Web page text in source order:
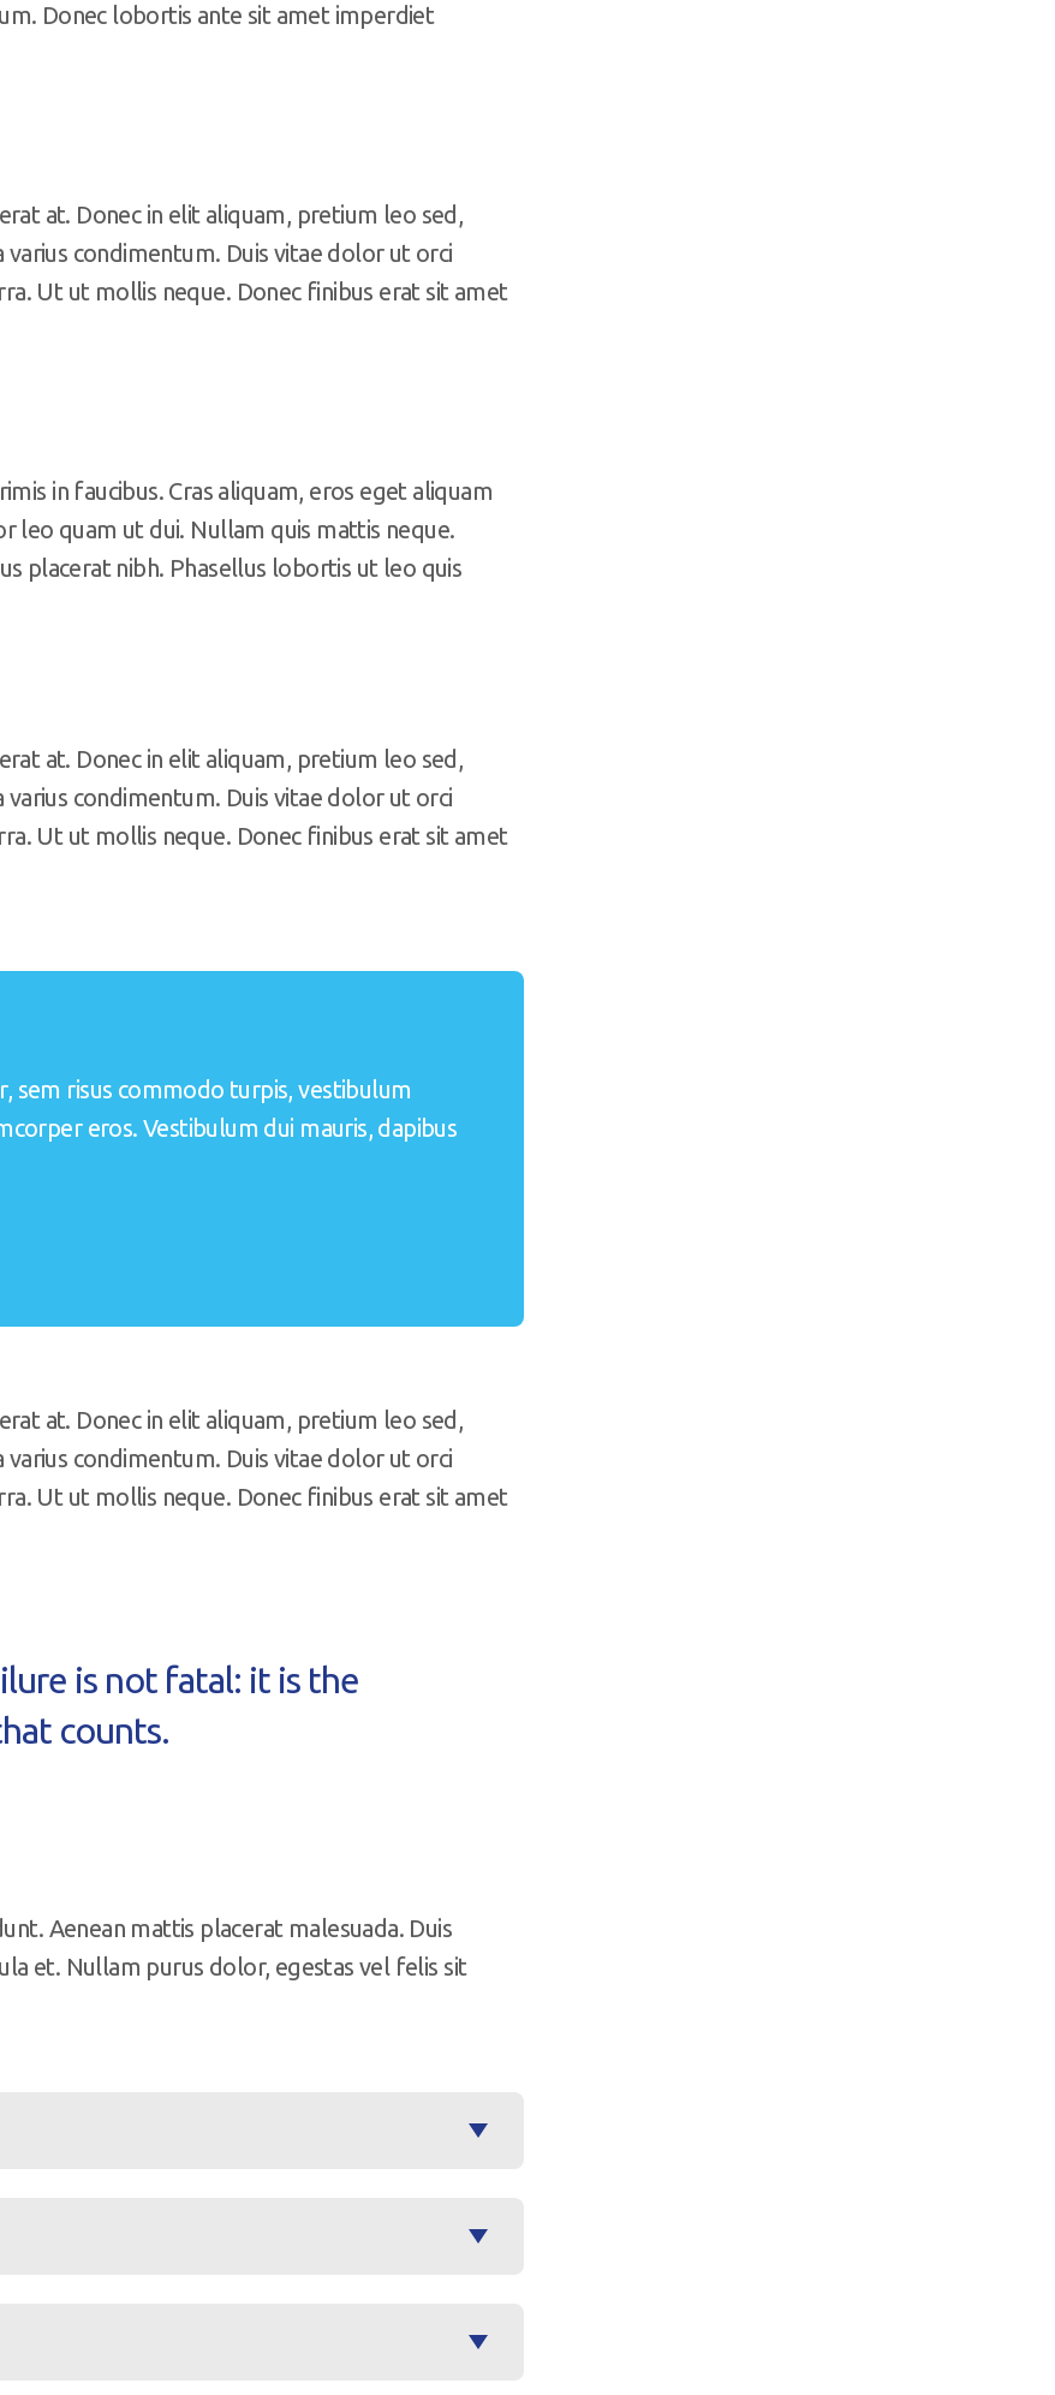
Donec lobortis ante sit amet imperdiet
at. Donec in elit aliquam, pretium leo sed,
varius condimentum. Duis vitae dolor ut orci
Ut ut mollis neque. Donec finibus erat sit amet
in faucibus. Cras aliquam, eros eget aliquam
quam ut dui. Nullam quis mattis neque.
placerat nibh. Phasellus lobortis ut leo quis
at. Donec in elit aliquam, pretium leo sed,
varius condimentum. Duis vitae dolor ut orci
Ut ut mollis neque. Donec finibus erat sit amet
sem risus commodo turpis, vestibulum
eros. Vestibulum dui mauris, dapibus
at. Donec in elit aliquam, pretium leo sed,
varius condimentum. Duis vitae dolor ut orci
Ut ut mollis neque. Donec finibus erat sit amet
is not fatal: it is the
counts.
Aenean mattis placerat malesuada. Duis
et. Nullam purus dolor, egestas vel felis sit